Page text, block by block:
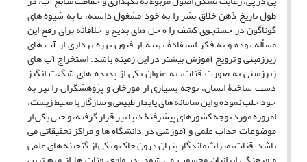
طول تاریخ ذهن خلاق بشر را به خود مشغول داشته، تا به شیوه های
گوناگون در جستجوی کشف را ه حل های بدیع و خلاقانه برای رفع این
مسأله بوده و به فکر استفادۀ بهینه از فنون بهره برداری از آب های
زیرزمینی و ترویج آموزش بیشتر در این زمینه باشد. استخراج آب های
زیرزمینی به صورت قنات، به عنوان یکی از پدیده های شگفت انگیز
دست ساختۀ انسان، توجه بسیاری از مورخان و پژوهشگران را نیز به
خود جلب نموده و این سامانه های پایدار طبیعی و سازگار با محیط زیست،
امروزه مورد توجه کشورهای پیشرفتۀ دنیا نیز قرار گرفته، و حتی یکی از
موضوعات جذاب علمی و آموزشی در دانشگاه ها و مراکز تحقیقاتی می
باشد. قنات، میراث ماندگار پنهان درون خاک و یکی از گنجینه های علمی